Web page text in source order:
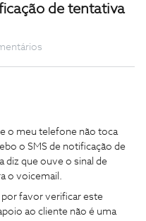
de tentativa
o meu telefone não toca
o SMS de notificação de
diz que ouve o sinal de
o voicemail.
por favor verificar este
ao cliente não é uma